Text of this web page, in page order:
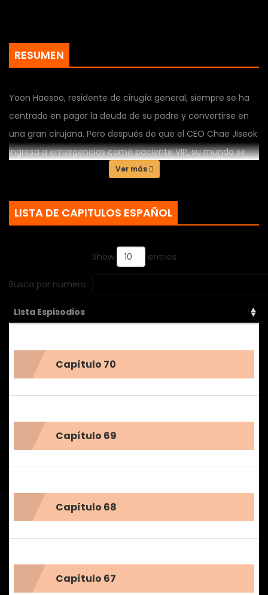
RESUMEN
Yoon Haesoo, residente de cirugía general, siempre se ha
centrado en pagar la deuda de su padre y convertirse en
una gran cirujana. Pero después de que el CEO Chae Jiseok
ingresa a emergencias como paciente VIP, su mundo se
pone completamente patas arriba. No sólo quiere que ella
segundo con ella. Haesoo no puede entender por qué un
extraño estaría tan interesado en ella, pero también se
que esta no es la primera vez que se encuentran…
Ver más
LISTA DE CAPITULOS ESPAÑOL
Show entries
Busca por numero:
LIsta Espisodios
Capítulo 70
Capítulo 69
Capítulo 68
Capítulo 67